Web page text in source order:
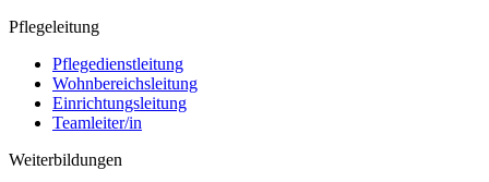
Pflegeleitung
Pflegedienstleitung
Wohnbereichsleitung
Einrichtungsleitung
Teamleiter/in
Weiterbildungen